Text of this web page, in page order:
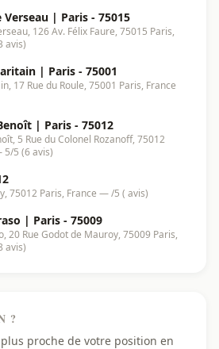
| Paris - 75015
126 Av. Félix Faure, 75015 Paris,
avis)
| Paris - 75001
17 Rue du Roule, 75001 Paris, France
| Paris - 75012
5 Rue du Colonel Rozanoff, 75012
5/5 (6 avis)
75012 Paris, France — /5 ( avis)
| Paris - 75009
20 Rue Godot de Mauroy, 75009 Paris,
avis)
?
proche de votre position en